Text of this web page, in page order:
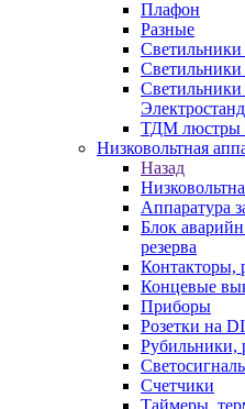
Плафон
Разные
Светильники
ТДМ люстры
Низковольтная
Назад
Аппаратура
Блок
резерва
Контакторы,
Концевые
Приборы
Розетки на
Рубильники,
Счетчики